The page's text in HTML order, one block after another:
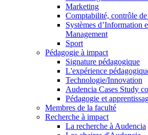
Marketing
Comptabilité, contrôle
Systèmes d’Information
Management
Sport
Pédagogie à impact
Signature pédagogique
L'expérience
Technologie/Innovation
Audencia Cases Study
Pédagogie et
Membres de la faculté
Recherche à impact
La recherche à Audencia